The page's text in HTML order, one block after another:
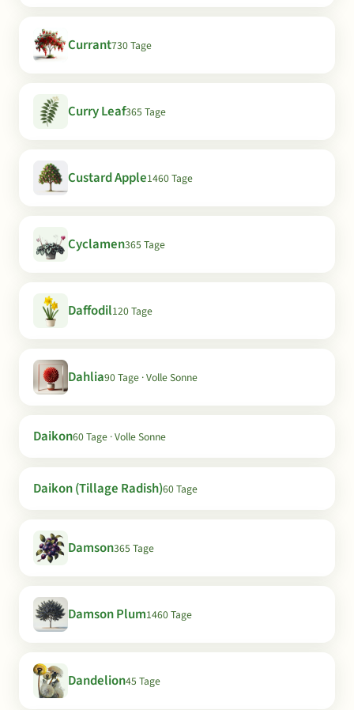
Currant730 Tage
Curry Leaf365 Tage
Custard Apple1460 Tage
Cyclamen365 Tage
Daffodil120 Tage
Dahlia90 Tage · Volle Sonne
Daikon60 Tage · Volle Sonne
Daikon (Tillage Radish)60 Tage
Damson365 Tage
Damson Plum1460 Tage
Dandelion45 Tage